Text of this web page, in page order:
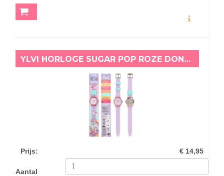
YLVI HORLOGE SUGAR POP ROZE DONUT
Prijs: € 14,95
Aantal